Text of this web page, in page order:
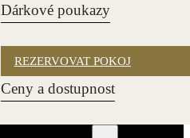
Dárkové poukazy
REZERVOVAT POKOJ
Ceny a dostupnost